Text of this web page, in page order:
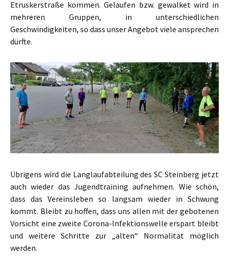
Etruskerstraße kommen. Gelaufen bzw. gewalket wird in
mehreren Gruppen, in unterschiedlichen
Geschwindigkeiten, so dass unser Angebot viele ansprechen
dürfte.
Übrigens wird die Langlaufabteilung des SC Steinberg jetzt
auch wieder das Jugendtraining aufnehmen. Wie schön,
dass das Vereinsleben so langsam wieder in Schwung
kommt. Bleibt zu hoffen, dass uns allen mit der gebotenen
Vorsicht eine zweite Corona-Infektionswelle erspart bleibt
und weitere Schritte zur „alten“ Normalität möglich
werden.